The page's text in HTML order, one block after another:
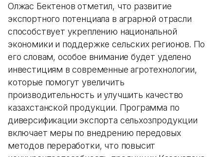
Олжас Бектенов отметил, что развитие
экспортного потенциала в аграрной отрасли
способствует укреплению национальной
экономики и поддержке сельских регионов. По
его словам, особое внимание будет уделено
инвестициям в современные агротехнологии,
которые помогут увеличить
производительность и улучшить качество
казахстанской продукции. Программа по
диверсификации экспорта сельхозпродукции
включает меры по внедрению передовых
методов переработки, что повысит